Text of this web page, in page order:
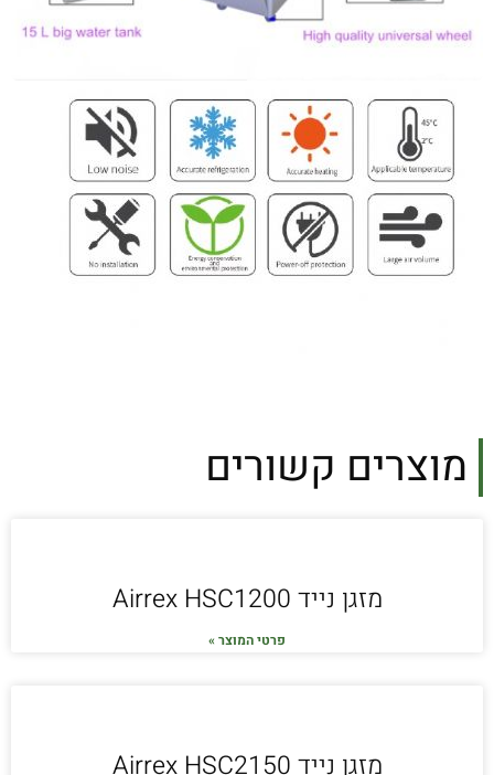
מוצרים קשורים
מזגן נייד Airrex HSC1200
פרטי המוצר »
מזגן נייד Airrex HSC2150